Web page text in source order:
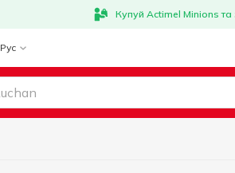
Купуй Actimel Minions
Рус